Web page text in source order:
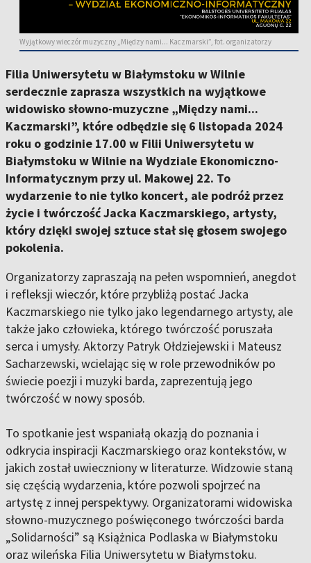
Wyjątkowy wieczór muzyczny „Między nami... Kaczmarski”, fot. organizatorzy
Filia Uniwersytetu w Białymstoku w Wilnie
serdecznie zaprasza wszystkich na wyjątkowe
widowisko słowno-muzyczne „Między nami...
Kaczmarski”, które odbędzie się 6 listopada 2024
roku o godzinie 17.00 w Filii Uniwersytetu w
Białymstoku w Wilnie na Wydziale Ekonomiczno-
Informatycznym przy ul. Makowej 22. To
wydarzenie to nie tylko koncert, ale podróż przez
życie i twórczość Jacka Kaczmarskiego, artysty,
który dzięki swojej sztuce stał się głosem swojego
pokolenia.
Organizatorzy zapraszają na pełen wspomnień, anegdot
i refleksji wieczór, które przybliżą postać Jacka
Kaczmarskiego nie tylko jako legendarnego artysty, ale
także jako człowieka, którego twórczość poruszała
serca i umysły. Aktorzy Patryk Ołdziejewski i Mateusz
Sacharzewski, wcielając się w role przewodników po
świecie poezji i muzyki barda, zaprezentują jego
twórczość w nowy sposób.
To spotkanie jest wspaniałą okazją do poznania i
odkrycia inspiracji Kaczmarskiego oraz kontekstów, w
jakich został uwieczniony w literaturze. Widzowie staną
się częścią wydarzenia, które pozwoli spojrzeć na
artystę z innej perspektywy. Organizatorami widowiska
słowno-muzycznego poświęconego twórczości barda
„Solidarności” są Książnica Podlaska w Białymstoku
oraz wileńska Filia Uniwersytetu w Białymstoku.